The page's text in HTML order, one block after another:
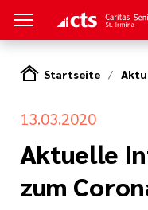
Arbeit
Startseite
13.03.2020
Aktuelle
zum